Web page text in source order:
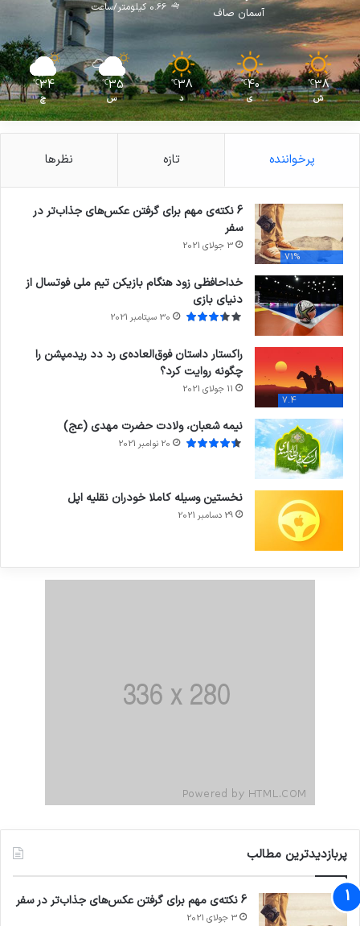
آسمان صاف 0.66 کیلومتر/ساعت
38
℃
ش
40
℃
ی
38
℃
د
35
℃
س
34
℃
چ
پرخواننده تازه نظرها
71%
6 نکته‌ی مهم برای گرفتن عکس‌های جذاب‌تر در
سفر
3 جولای 2021
خداحافظی زود هنگام بازیکن تیم ملی فوتسال از
دنیای بازی
30 سپتامبر 2021
7.4
راکستار داستان فوق‌العاده‌ی رد دد ریدمپشن را
چگونه روایت کرد؟
11 جولای 2021
نیمه شعبان، ولادت حضرت مهدی (عج)
20 نوامبر 2021
نخستین وسیله کاملا خودران نقلیه اپل
29 دسامبر 2021
پربازدیدترین مطالب
6 نکته‌ی مهم برای گرفتن عکس‌های جذاب‌تر در سفر
3 جولای 2021